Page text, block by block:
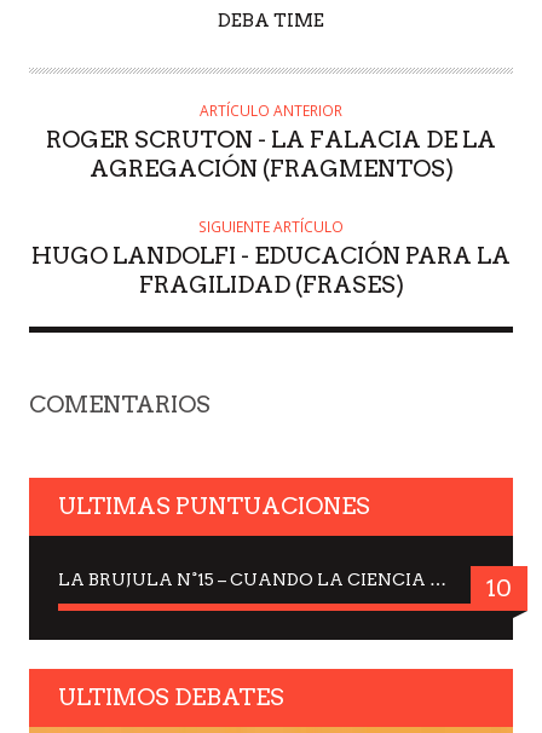
DEBA TIME
ARTÍCULO ANTERIOR
ROGER SCRUTON - LA FALACIA DE LA
AGREGACIÓN (FRAGMENTOS)
SIGUIENTE ARTÍCULO
HUGO LANDOLFI - EDUCACIÓN PARA LA
FRAGILIDAD (FRASES)
COMENTARIOS
ULTIMAS PUNTUACIONES
LA BRUJULA N°15 – CUANDO LA CIENCIA MIRA AL CIELO, DRA. ELISABETH KÜBLER-ROSS 10
ULTIMOS DEBATES